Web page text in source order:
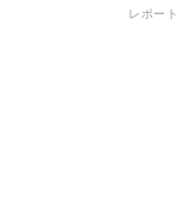
レポート